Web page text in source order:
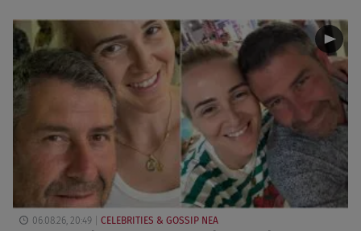
06.08.26, 20:49 CELEBRITIES & GOSSIP ΝΕΑ